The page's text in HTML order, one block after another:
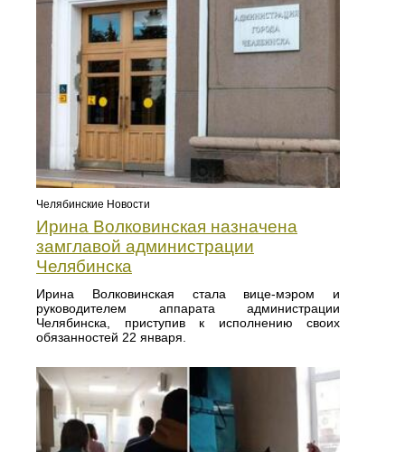
Челябинские Новости
Ирина Волковинская назначена
замглавой администрации
Челябинска
Ирина Волковинская стала вице-мэром и
руководителем аппарата администрации
Челябинска, приступив к исполнению своих
обязанностей 22 января.